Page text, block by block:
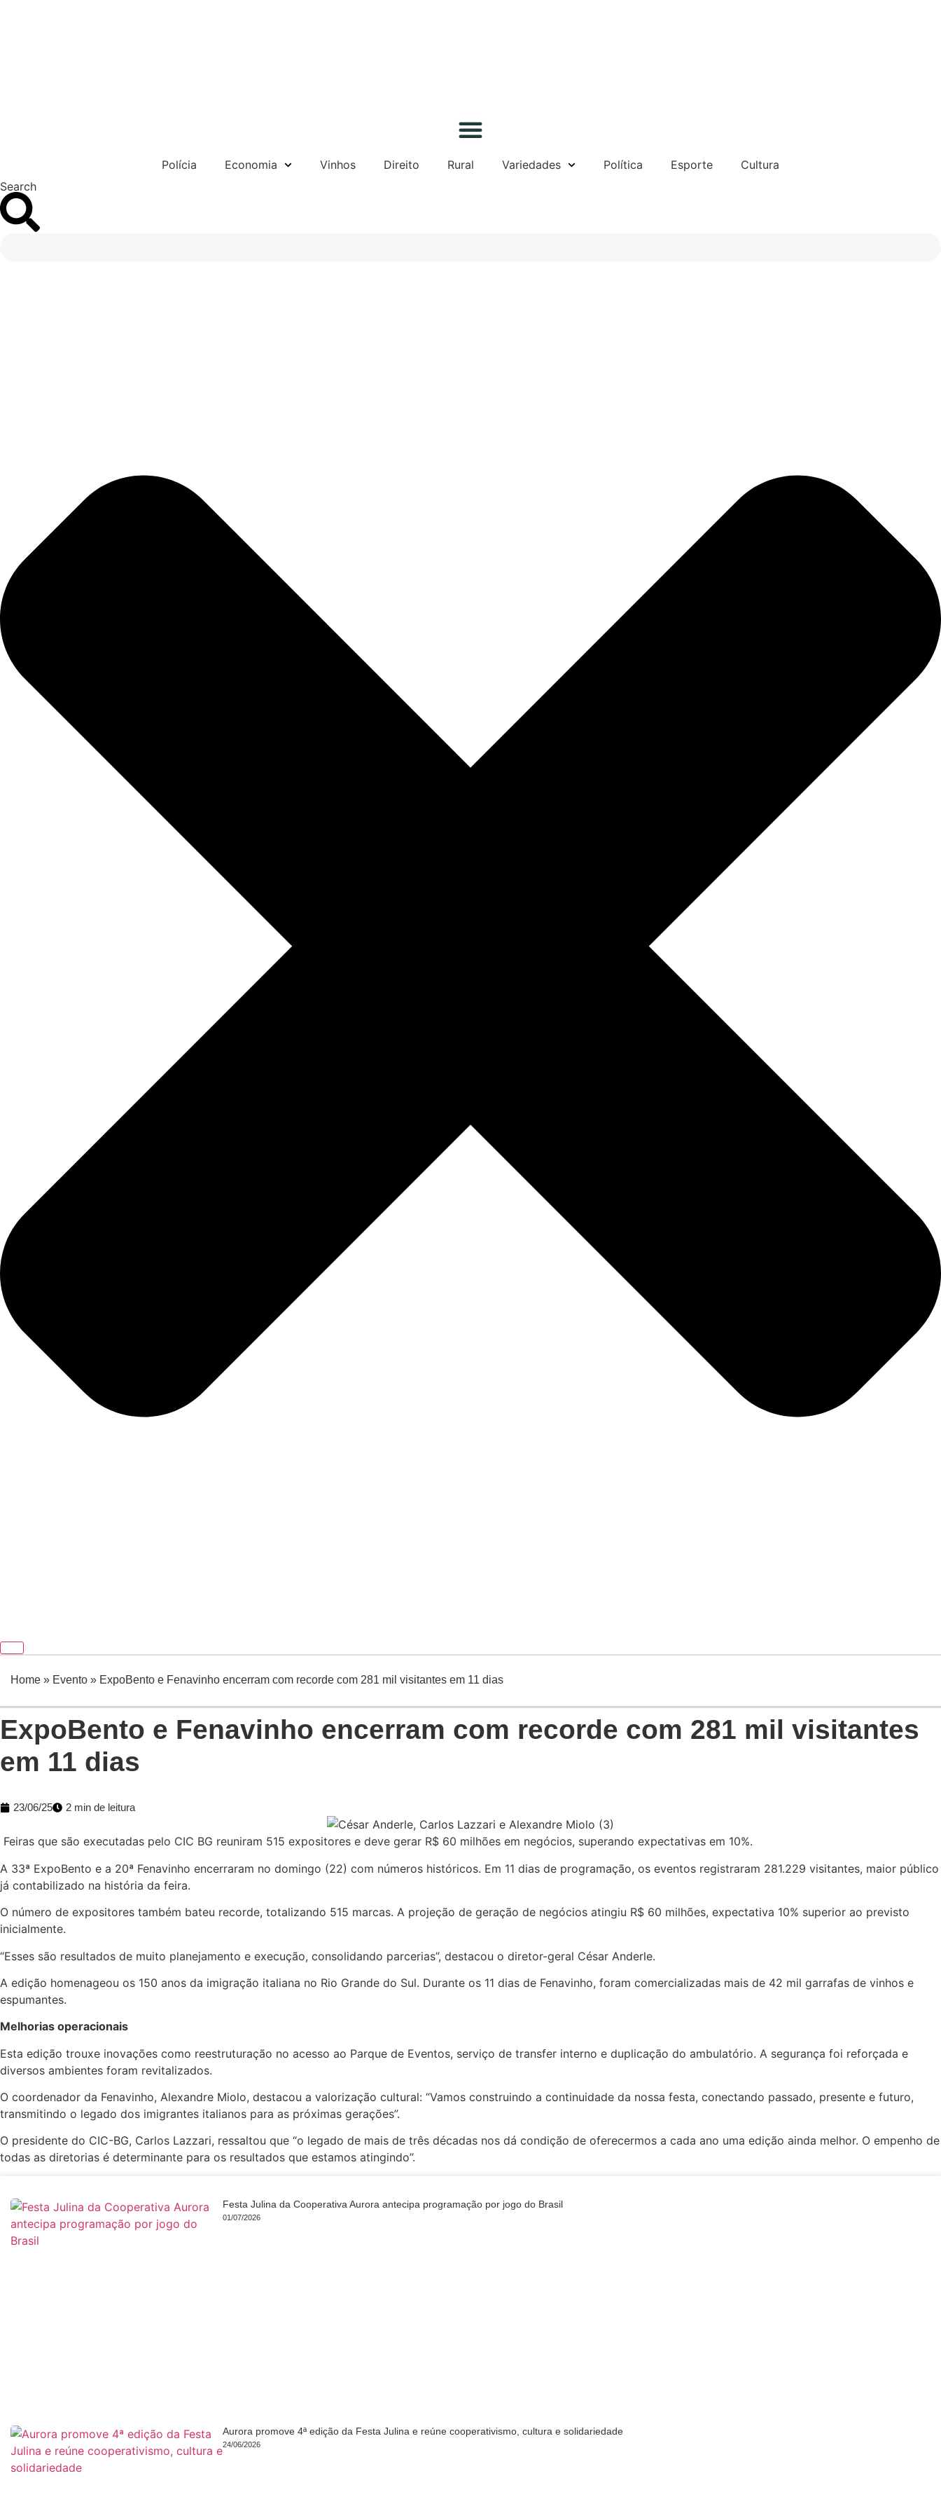
Polícia Economia Vinhos Direito Rural Variedades Política Esporte
Cultura
Search
Home » Evento » ExpoBento e Fenavinho encerram com recorde com 281 mil visitantes em 11 dias
ExpoBento e Fenavinho encerram com recorde com 281 mil visitantes
em 11 dias
23/06/25 2 min de leitura
Feiras que são executadas pelo CIC BG reuniram 515 expositores e deve gerar R$ 60 milhões em negócios, superando expectativas em 10%.
A 33ª ExpoBento e a 20ª Fenavinho encerraram no domingo (22) com números históricos. Em 11 dias de programação, os eventos registraram 281.229 visitantes, maior público
já contabilizado na história da feira.
O número de expositores também bateu recorde, totalizando 515 marcas. A projeção de geração de negócios atingiu R$ 60 milhões, expectativa 10% superior ao previsto
inicialmente.
“Esses são resultados de muito planejamento e execução, consolidando parcerias”, destacou o diretor-geral César Anderle.
A edição homenageou os 150 anos da imigração italiana no Rio Grande do Sul. Durante os 11 dias de Fenavinho, foram comercializadas mais de 42 mil garrafas de vinhos e
espumantes.
Melhorias operacionais
Esta edição trouxe inovações como reestruturação no acesso ao Parque de Eventos, serviço de transfer interno e duplicação do ambulatório. A segurança foi reforçada e
diversos ambientes foram revitalizados.
O coordenador da Fenavinho, Alexandre Miolo, destacou a valorização cultural: “Vamos construindo a continuidade da nossa festa, conectando passado, presente e futuro,
transmitindo o legado dos imigrantes italianos para as próximas gerações”.
O presidente do CIC-BG, Carlos Lazzari, ressaltou que “o legado de mais de três décadas nos dá condição de oferecermos a cada ano uma edição ainda melhor. O empenho de
todas as diretorias é determinante para os resultados que estamos atingindo”.
Festa Julina da Cooperativa Aurora antecipa programação por jogo do Brasil
01/07/2026
Aurora promove 4ª edição da Festa Julina e reúne cooperativismo, cultura e solidariedade
24/06/2026